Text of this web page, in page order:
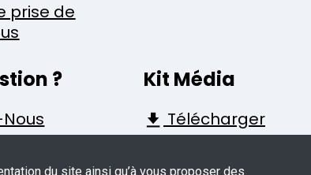
prise de
? Kit Média
Télécharger
du site ainsi qu’à vous proposer des